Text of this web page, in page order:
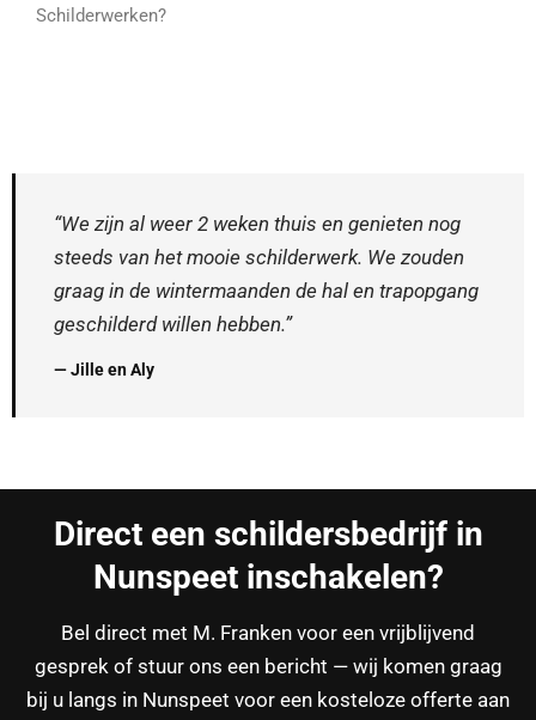
Schilderwerken?
“We zijn al weer 2 weken thuis en genieten nog
steeds van het mooie schilderwerk. We zouden
graag in de wintermaanden de hal en trapopgang
geschilderd willen hebben.”
— Jille en Aly
Direct een schildersbedrijf in
Nunspeet inschakelen?
Bel direct met M. Franken voor een vrijblijvend
gesprek of stuur ons een bericht — wij komen graag
bij u langs in Nunspeet voor een kosteloze offerte aan